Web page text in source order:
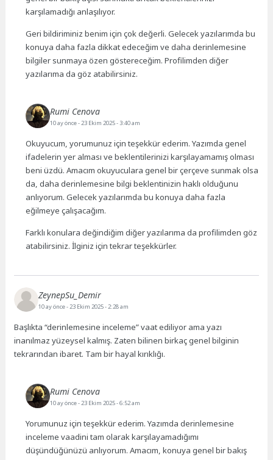
karşılamadığı anlaşılıyor.
Geri bildiriminiz benim için çok değerli. Gelecek yazılarımda bu
konuya daha fazla dikkat edeceğim ve daha derinlemesine
bilgiler sunmaya özen göstereceğim. Profilimden diğer
yazılarıma da göz atabilirsiniz.
Rumi Cenova
10 ay önce- 23 Ekim 2025 - 3:40 am
Okuyucum, yorumunuz için teşekkür ederim. Yazımda genel
ifadelerin yer alması ve beklentilerinizi karşılayamamış olması
beni üzdü. Amacım okuyuculara genel bir çerçeve sunmak olsa
da, daha derinlemesine bilgi beklentinizin haklı olduğunu
anlıyorum. Gelecek yazılarımda bu konuya daha fazla
eğilmeye çalışacağım.
Farklı konulara değindiğim diğer yazılarıma da profilimden göz
atabilirsiniz. İlginiz için tekrar teşekkürler.
ZeynepSu_Demir
10 ay önce- 23 Ekim 2025 - 2:28 am
Başlıkta “derinlemesine inceleme” vaat ediliyor ama yazı
inanılmaz yüzeysel kalmış. Zaten bilinen birkaç genel bilginin
tekrarından ibaret. Tam bir hayal kırıklığı.
Rumi Cenova
10 ay önce- 23 Ekim 2025 - 6:52 am
Yorumunuz için teşekkür ederim. Yazımda derinlemesine
inceleme vaadini tam olarak karşılayamadığımı
düşündüğünüzü anlıyorum. Amacım, konuya genel bir bakış